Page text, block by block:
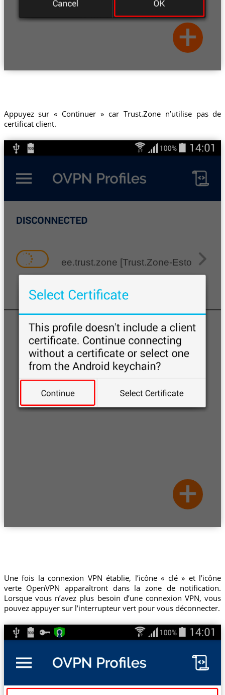
Appuyez sur « Continuer » car Trust.Zone n’utilise pas de
certificat client.
ee.trust.zone [Trust.Zone-Estonia]
Une fois la connexion VPN établie, l’icône « clé » et l’icône
verte OpenVPN apparaîtront dans la zone de notification.
Lorsque vous n’avez plus besoin d’une connexion VPN, vous
pouvez appuyer sur l’interrupteur vert pour vous déconnecter.